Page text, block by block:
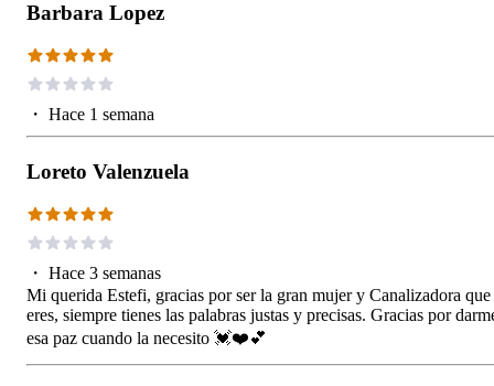
Barbara Lopez
・ Hace 1 semana
Loreto Valenzuela
・ Hace 3 semanas
Mi querida Estefi, gracias por ser la gran mujer y Canalizadora que
eres, siempre tienes las palabras justas y precisas. Gracias por
esa paz cuando la necesito 💓❤️💕